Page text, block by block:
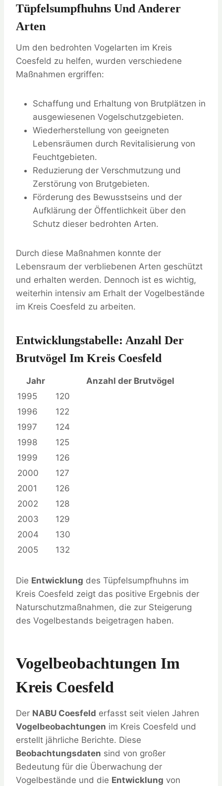
Tüpfelsumpfhuhns Und Anderer
Arten
Um den bedrohten Vogelarten im Kreis
Coesfeld zu helfen, wurden verschiedene
Maßnahmen ergriffen:
Schaffung und Erhaltung von Brutplätzen in
ausgewiesenen Vogelschutzgebieten.
Wiederherstellung von geeigneten
Lebensräumen durch Revitalisierung von
Feuchtgebieten.
Reduzierung der Verschmutzung und
Zerstörung von Brutgebieten.
Förderung des Bewusstseins und der
Aufklärung der Öffentlichkeit über den
Schutz dieser bedrohten Arten.
Durch diese Maßnahmen konnte der
Lebensraum der verbliebenen Arten geschützt
und erhalten werden. Dennoch ist es wichtig,
weiterhin intensiv am Erhalt der Vogelbestände
im Kreis Coesfeld zu arbeiten.
Entwicklungstabelle: Anzahl Der
Brutvögel Im Kreis Coesfeld
Jahr
Anzahl der Brutvögel
1995
120
1996
122
1997
124
1998
125
1999
126
2000
127
2001
126
2002
128
2003
129
2004
130
2005
132
Die Entwicklung des Tüpfelsumpfhuhns im
Kreis Coesfeld zeigt das positive Ergebnis der
Naturschutzmaßnahmen, die zur Steigerung
des Vogelbestands beigetragen haben.
Vogelbeobachtungen Im
Kreis Coesfeld
Der NABU Coesfeld erfasst seit vielen Jahren
Vogelbeobachtungen im Kreis Coesfeld und
erstellt jährliche Berichte. Diese
Beobachtungsdaten sind von großer
Bedeutung für die Überwachung der
Vogelbestände und die Entwicklung von